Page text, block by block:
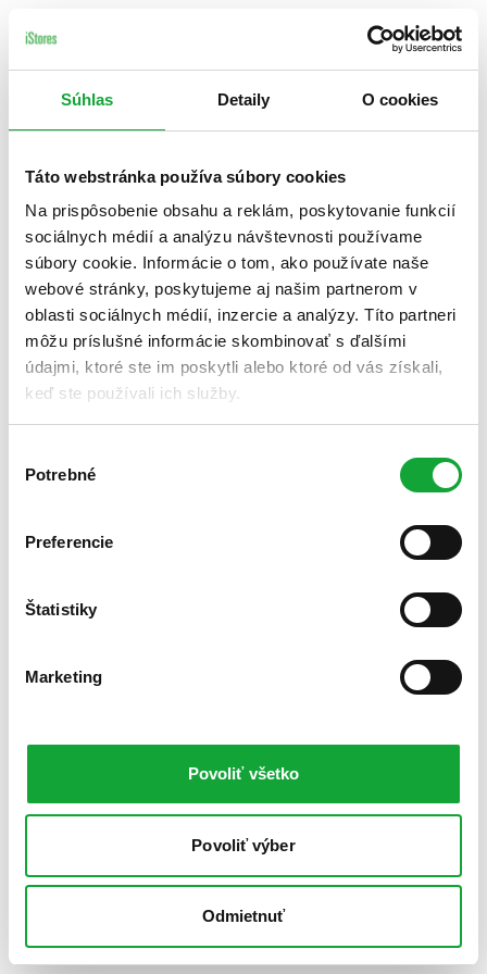
Súhlas Detaily O cookies
Táto webstránka používa súbory cookies
Na prispôsobenie obsahu a reklám, poskytovanie funkcií
sociálnych médií a analýzu návštevnosti používame
súbory cookie. Informácie o tom, ako používate naše
webové stránky, poskytujeme aj našim partnerom v
oblasti sociálnych médií, inzercie a analýzy. Títo partneri
môžu príslušné informácie skombinovať s ďalšími
údajmi, ktoré ste im poskytli alebo ktoré od vás získali,
keď ste používali ich služby.
súhlasu
Potrebné
Preferencie
Štatistiky
Marketing
Povoliť všetko
Povoliť výber
Odmietnuť